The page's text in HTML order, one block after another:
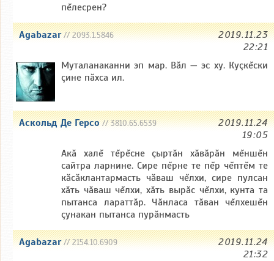
пĕлесрен?
Agabazar// 2093.1.5846
2019.11.23
22:21
Муталанаканни эп мар. Вăл — эс ху. Куçкĕски
çине пăхса ил.
Аскольд Де Герсо// 3810.65.6539
2019.11.24
19:05
Акă халĕ тĕрĕсне çыртăн хăвăрăн мĕншĕн
сайтра ларнине. Сире пĕрне те пĕр чĕптĕм те
кăсăклантармасть чăваш чĕлхи, сире пулсан
хăть чăваш чĕлхи, хăть вырăс чĕлхи, кунта та
пытанса лараттăр. Чăнласа тăван чĕлхешĕн
çунакан пытанса пурăнмасть
Agabazar// 2154.10.6909
2019.11.24
21:32